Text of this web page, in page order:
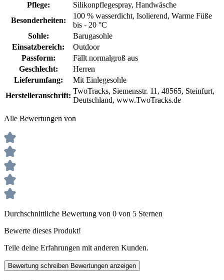
Pflege:
Silikonpflegespray, Handwäsche
Besonderheiten:
100 % wasserdicht, Isolierend, Warme Füße
bis - 20 °C
Sohle:
Barugasohle
Einsatzbereich:
Outdoor
Passform:
Fällt normalgroß aus
Geschlecht:
Herren
Lieferumfang:
Mit Einlegesohle
Herstelleranschrift:
TwoTracks, Siemensstr. 11, 48565, Steinfurt,
Deutschland, www.TwoTracks.de
Alle Bewertungen von
Durchschnittliche Bewertung von 0 von 5 Sternen
Bewerte dieses Produkt!
Teile deine Erfahrungen mit anderen Kunden.
Bewertung schreiben Bewertungen anzeigen